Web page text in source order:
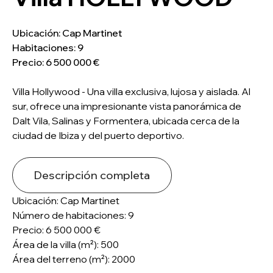
Ubicación: Cap Martinet
Habitaciones: 9
Precio: 6 500 000 €
Villa Hollywood - Una villa exclusiva, lujosa y aislada. Al
sur, ofrece una impresionante vista panorámica de
Dalt Vila, Salinas y Formentera, ubicada cerca de la
ciudad de Ibiza y del puerto deportivo.
Descripción completa
Ubicación: Cap Martinet
Número de habitaciones: 9
Precio: 6 500 000 €
Área de la villa (m²): 500
Área del terreno (m²): 2000